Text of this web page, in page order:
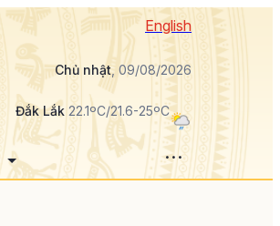
English
Chủ nhật, 09/08/2026
Đắk Lắk 22.1ºC/21.6-25ºC